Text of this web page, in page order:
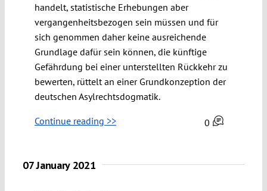
handelt, statistische Erhebungen aber
vergangenheitsbezogen sein müssen und für
sich genommen daher keine ausreichende
Grundlage dafür sein können, die künftige
Gefährdung bei einer unterstellten Rückkehr zu
bewerten, rüttelt an einer Grundkonzeption der
deutschen Asylrechtsdogmatik.
Continue reading >> 0
07 January 2021